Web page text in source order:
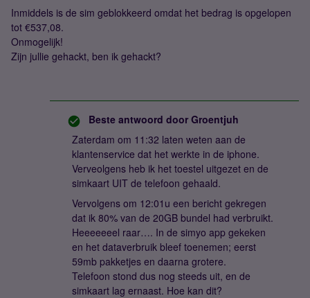
Inmiddels is de sim geblokkeerd omdat het bedrag is opgelopen
tot €537,08.
Onmogelijk!
Zijn jullie gehackt, ben ik gehackt?
Beste antwoord door Groentjuh
Zaterdam om 11:32 laten weten aan de
klantenservice dat het werkte in de iphone.
Verveolgens heb ik het toestel uitgezet en de
simkaart UIT de telefoon gehaald.
Vervolgens om 12:01u een bericht gekregen
dat ik 80% van de 20GB bundel had verbruikt.
Heeeeeeel raar…. In de simyo app gekeken
en het dataverbruik bleef toenemen; eerst
59mb pakketjes en daarna grotere.
Telefoon stond dus nog steeds uit, en de
simkaart lag ernaast. Hoe kan dit?